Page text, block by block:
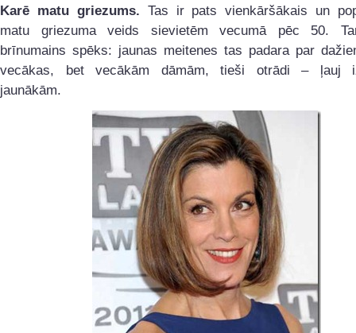
Karē matu griezums. Tas ir pats vienkāršākais un
matu griezuma veids sievietēm vecumā pēc 50.
brīnumains spēks: jaunas meitenes tas padara par
vecākas, bet vecākām dāmām, tieši otrādi – ļauj
jaunākām.